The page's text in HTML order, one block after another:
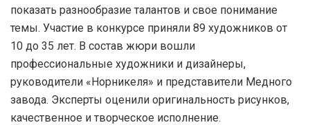
показать разнообразие талантов и свое понимание
темы. Участие в конкурсе приняли 89 художников от
10 до 35 лет. В состав жюри вошли
профессиональные художники и дизайнеры,
руководители «Норникеля» и представители Медного
завода. Эксперты оценили оригинальность рисунков,
качественное и творческое исполнение.